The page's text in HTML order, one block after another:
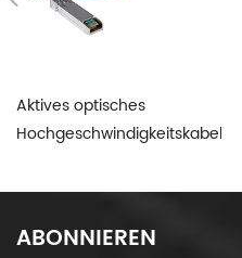
Aktives optisches
Hochgeschwindigkeitskabel
Kabel
ABONNIEREN